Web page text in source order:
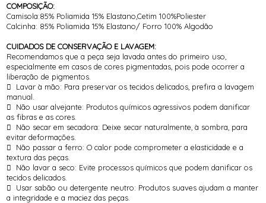
COMPOSIÇÃO:
Camisola:85% Poliamida 15% Elastano,Cetim 100%Poliester
Calcinha: 85% Poliamida 15% Elastano/ Forro 100% Algodão
CUIDADOS DE CONSERVAÇÃO E LAVAGEM:
Recomendamos que a peça seja lavada antes do primeiro uso,
especialmente em casos de cores pigmentadas, pois pode ocorrer a
liberação de pigmentos.
 Lavar à mão: Para preservar os tecidos delicados, prefira a lavagem
manual.
 Não usar alvejante: Produtos químicos agressivos podem danificar
as fibras e as cores.
 Não secar em secadora: Deixe secar naturalmente, à sombra, para
evitar deformações.
 Não passar a ferro: O calor pode comprometer a elasticidade e a
textura das peças.
 Não lavar a seco: Evite processos químicos que podem danificar os
tecidos delicados.
 Usar sabão ou detergente neutro: Produtos suaves ajudam a manter
a integridade e a maciez das peças.